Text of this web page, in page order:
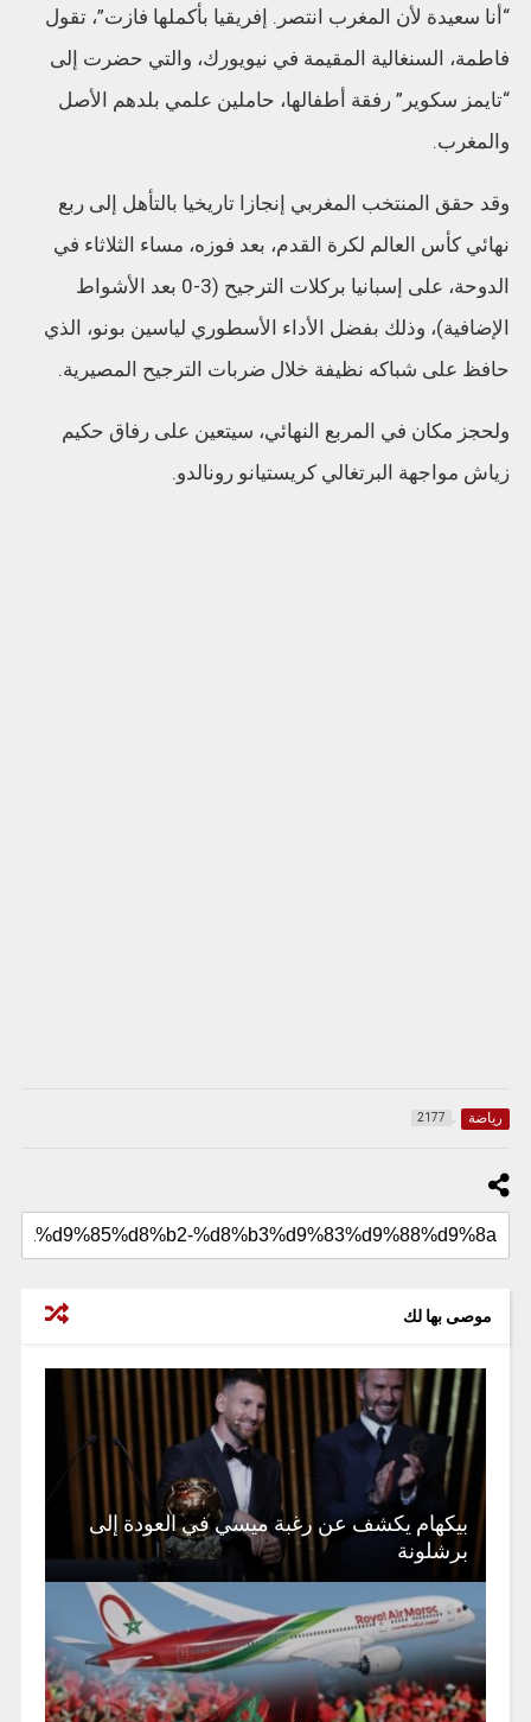
“أنا سعيدة لأن المغرب انتصر. إفريقيا بأكملها فازت”، تقول
فاطمة، السنغالية المقيمة في نيويورك، والتي حضرت إلى
“تايمز سكوير” رفقة أطفالها، حاملين علمي بلدهم الأصل
والمغرب.
وقد حقق المنتخب المغربي إنجازا تاريخيا بالتأهل إلى ربع
نهائي كأس العالم لكرة القدم، بعد فوزه، مساء الثلاثاء في
الدوحة، على إسبانيا بركلات الترجيح (3-0 بعد الأشواط
الإضافية)، وذلك بفضل الأداء الأسطوري لياسين بونو، الذي
حافظ على شباكه نظيفة خلال ضربات الترجيح المصيرية.
ولحجز مكان في المربع النهائي، سيتعين على رفاق حكيم
زياش مواجهة البرتغالي كريستيانو رونالدو.
رياضة 2177
موصى بها لك
بيكهام يكشف عن رغبة ميسي في العودة إلى
برشلونة